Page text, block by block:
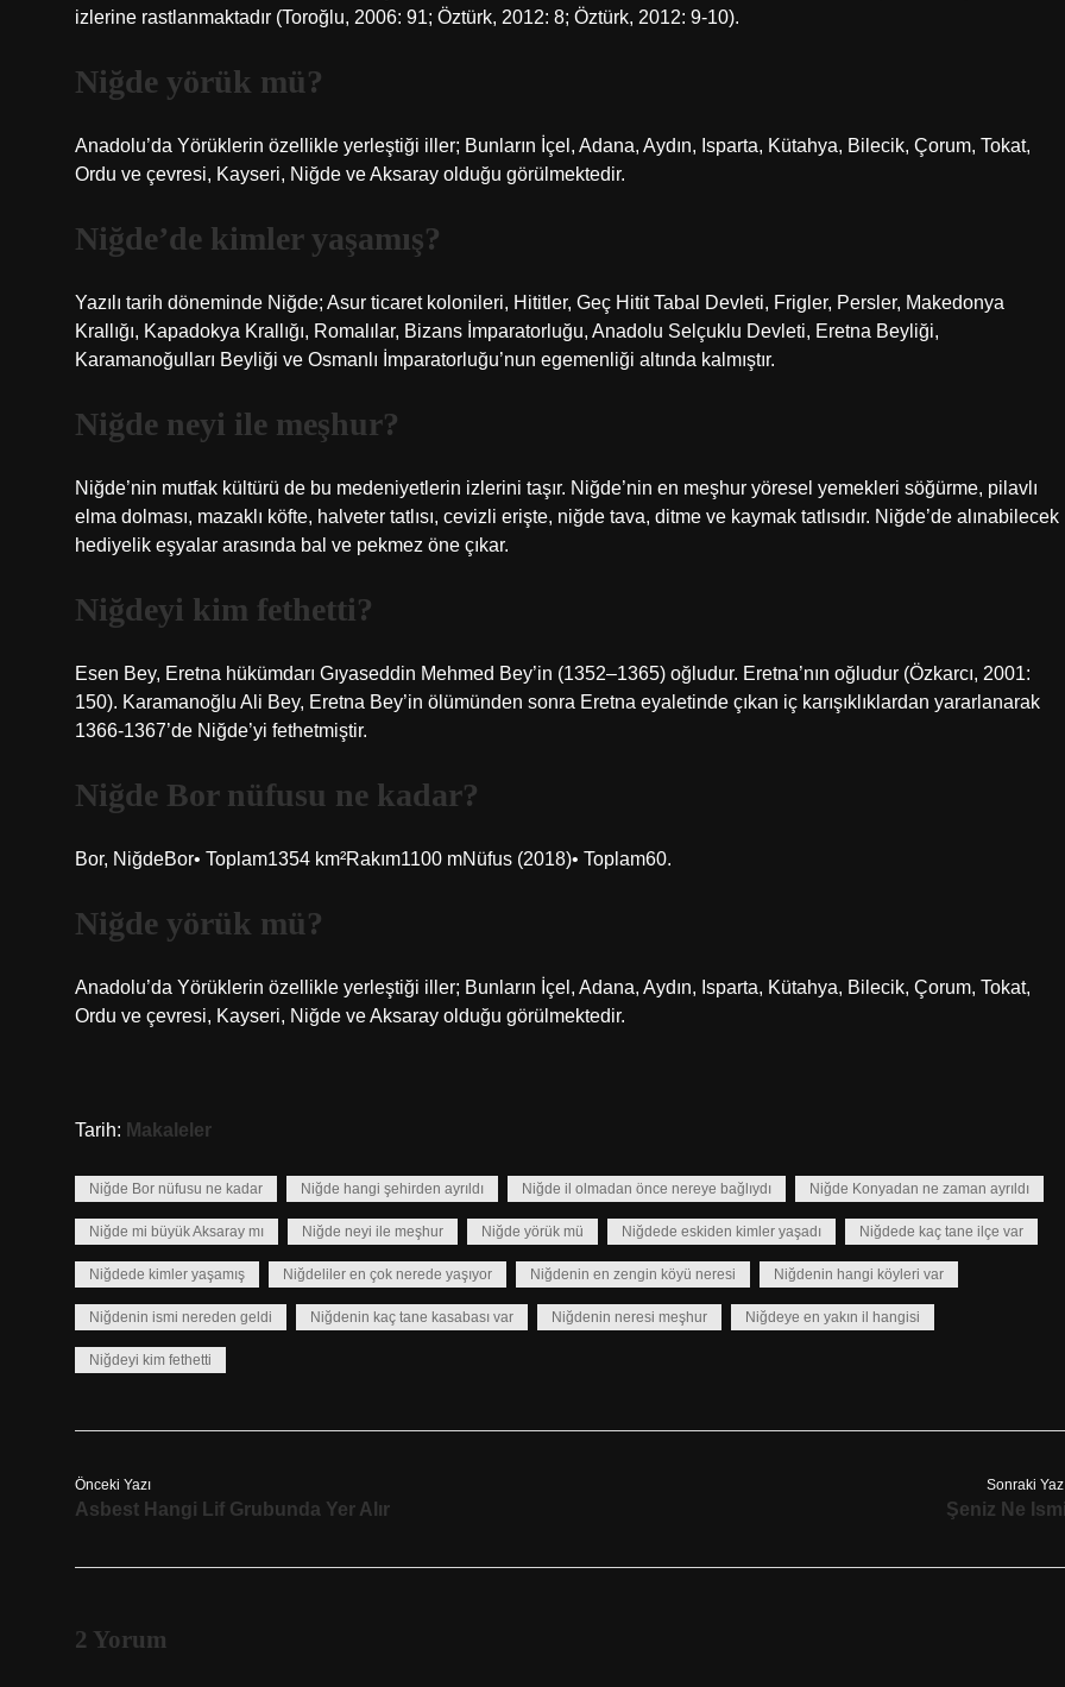
izlerine rastlanmaktadır (Toroğlu, 2006: 91; Öztürk, 2012: 8; Öztürk, 2012: 9-10).
Niğde yörük mü?
Anadolu’da Yörüklerin özellikle yerleştiği iller; Bunların İçel, Adana, Aydın, Isparta, Kütahya, Bilecik, Çorum, Tokat,
Ordu ve çevresi, Kayseri, Niğde ve Aksaray olduğu görülmektedir.
Niğde’de kimler yaşamış?
Yazılı tarih döneminde Niğde; Asur ticaret kolonileri, Hititler, Geç Hitit Tabal Devleti, Frigler, Persler, Makedonya
Krallığı, Kapadokya Krallığı, Romalılar, Bizans İmparatorluğu, Anadolu Selçuklu Devleti, Eretna Beyliği,
Karamanoğulları Beyliği ve Osmanlı İmparatorluğu’nun egemenliği altında kalmıştır.
Niğde neyi ile meşhur?
Niğde’nin mutfak kültürü de bu medeniyetlerin izlerini taşır. Niğde’nin en meşhur yöresel yemekleri söğürme, pilavlı
elma dolması, mazaklı köfte, halveter tatlısı, cevizli erişte, niğde tava, ditme ve kaymak tatlısıdır. Niğde’de alınabilecek
hediyelik eşyalar arasında bal ve pekmez öne çıkar.
Niğdeyi kim fethetti?
Esen Bey, Eretna hükümdarı Gıyaseddin Mehmed Bey’in (1352–1365) oğludur. Eretna’nın oğludur (Özkarcı, 2001:
150). Karamanoğlu Ali Bey, Eretna Bey’in ölümünden sonra Eretna eyaletinde çıkan iç karışıklıklardan yararlanarak
1366-1367’de Niğde’yi fethetmiştir.
Niğde Bor nüfusu ne kadar?
Bor, NiğdeBor• Toplam1354 km²Rakım1100 mNüfus (2018)• Toplam60.
Niğde yörük mü?
Anadolu’da Yörüklerin özellikle yerleştiği iller; Bunların İçel, Adana, Aydın, Isparta, Kütahya, Bilecik, Çorum, Tokat,
Ordu ve çevresi, Kayseri, Niğde ve Aksaray olduğu görülmektedir.
Tarih: Makaleler
Niğde Bor nüfusu ne kadar Niğde hangi şehirden ayrıldı Niğde il olmadan önce nereye bağlıydı Niğde Konyadan ne zaman ayrıldı
Niğde mi büyük Aksaray mı Niğde neyi ile meşhur Niğde yörük mü Niğdede eskiden kimler yaşadı Niğdede kaç tane ilçe var
Niğdede kimler yaşamış Niğdeliler en çok nerede yaşıyor Niğdenin en zengin köyü neresi Niğdenin hangi köyleri var
Niğdenin ismi nereden geldi Niğdenin kaç tane kasabası var Niğdenin neresi meşhur Niğdeye en yakın il hangisi
Niğdeyi kim fethetti
Önceki Yazı
Asbest Hangi Lif Grubunda Yer Alır
Sonraki
Şeniz Ne
2 Yorum